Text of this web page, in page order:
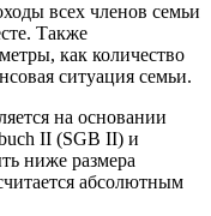
всех членов семьи
Также
как количество
ситуация семьи.
на основании
II (SGB II) и
ниже размера
абсолютным